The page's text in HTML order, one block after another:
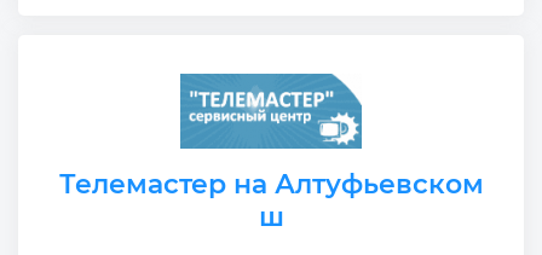
Телемастер на Алтуфьевском
ш